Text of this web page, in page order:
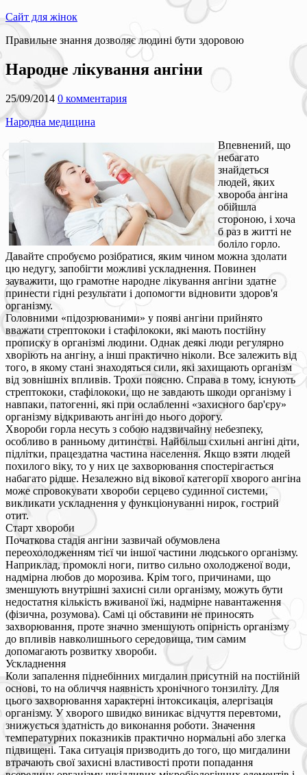
Сайт для жінок
Правильне знання дозволяє людині бути здоровою
Народне лікування ангіни
25/09/2014 0 комментария
Народна медицина
Впевнений, що
небагато
знайдеться
людей, яких
хвороба ангіна
обійшла
стороною, і хоча
б раз в житті не
боліло горло.
Давайте спробуємо розібратися, яким чином можна здолати
цю недугу, запобігти можливі ускладнення. Повинен
зауважити, що грамотне народне лікування ангіни здатне
принести гідні результати і допомогти відновити здоров'я
організму.
Головними «підозрюваними» у появі ангіни прийнято
вважати стрептококи і стафілококи, які мають постійну
прописку в організмі людини. Однак деякі люди регулярно
хворіють на ангіну, а інші практично ніколи. Все залежить від
того, в якому стані знаходяться сили, які захищають організм
від зовнішніх впливів. Трохи поясню. Справа в тому, існують
стрептококи, стафілококи, що не завдають шкоди організму і
навпаки, патогенні, які при ослабленні «захисного бар'єру»
організму відкривають ангіні до нього дорогу.
Хвороби горла несуть з собою надзвичайну небезпеку,
особливо в ранньому дитинстві. Найбільш схильні ангіні діти,
підлітки, працездатна частина населення. Якщо взяти людей
похилого віку, то у них це захворювання спостерігається
набагато рідше. Незалежно від вікової категорії хворого ангіна
може спровокувати хвороби серцево судинної системи,
викликати ускладнення у функціонуванні нирок, гострий
отит.
Старт хвороби
Початкова стадія ангіни зазвичай обумовлена
переохолодженням тієї чи іншої частини людського організму.
Наприклад, промоклі ноги, питво сильно охолодженої води,
надмірна любов до морозива. Крім того, причинами, що
зменшують внутрішні захисні сили організму, можуть бути
недостатня кількість вживаної їжі, надмірне навантаження
(фізична, розумова). Самі ці обставини не приносять
захворювання, проте значно зменшують опірність організму
до впливів навколишнього середовища, тим самим
допомагають розвитку хвороби.
Ускладнення
Коли запалення піднебінних мигдалин присутній на постійній
основі, то на обличчя наявність хронічного тонзиліту. Для
цього захворювання характерні інтоксикація, алергізація
організму. У хворого швидко виникає відчуття перевтоми,
знижується здатність до виконання роботи. Значення
температурних показників практично нормальні або злегка
підвищені. Така ситуація призводить до того, що мигдалини
втрачають свої захисні властивості проти попадання